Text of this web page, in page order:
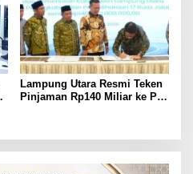
Lampung Utara Resmi Teken
Pinjaman Rp140 Miliar ke PT